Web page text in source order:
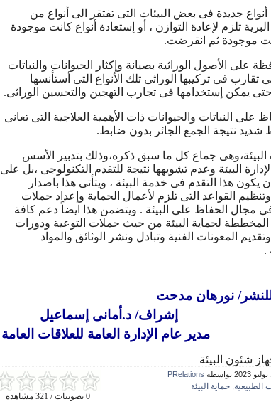
أنواع جديدة فى بعض البيئات التى تفتقر الى أنواع من
البرية تلزم لإعادة التوازن ، أو إستعادة أنواع كانت موجودة
موجودة ثم انقرضت.
على الأصول الوراثية بصيانة وإكثار الحيوانات والنباتات
تقارب فى تركيبها الوراثى تلك الأنواع التى أستأنسها
حتى يمكن إستخدامها فى تجارب التهجين والتحسين الوراثى.
على النباتات والحيوانات ذات الأهمية العلاجية التى تعانى
نتيجة الجمع الجائر بدون ضابط.
البيئة،وهى جماع كل ما سبق ذكره،وذلك بتدبير الأسس
البيئة وعدم تشويهها نتيجة للتقدم التكنولوجى ،بل على
يكون هذا التقدم فى خدمة البيئة ، ويتأتى هذا باصدار
وتنظيم القواعد التى تلزم لأعمال الحماية وإعداد حملات
فى مجال الحفاظ على البيئة . ويتضمن هذا ايضاً دعم كافة
المخططة لحماية البيئة من حيث حملات التوعية ودورات
المعونات الفنية وتبادل ونشر الوثائق والمواد
.
للنشر/ نورهان مدحت
د.أمانى إسماعيل
عام الإدارة العامة للعلاقات العامة
شئون البيئة
0 تصويتات / 321 مشاهدة
PRelations
الطبيعية حماية البيئة